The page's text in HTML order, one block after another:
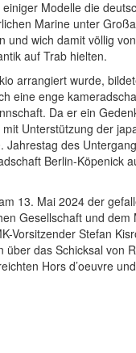
Modelle die
Marine unter
wich damit völlig
auf Trab hielten.
arrangiert wurde,
eine enge
Da er ein
Unterstützung der
des
Berlin-Köpenick
13. Mai 2024 der
Gesellschaft und dem
Vorsitzender Stefan
das Schicksal von
Hors d’oeuvre